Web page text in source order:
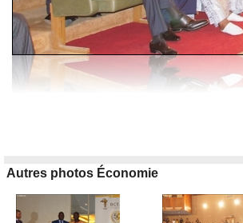
Autres photos Économie